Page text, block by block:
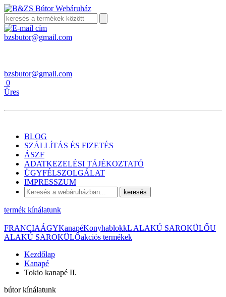
bzsbutor@gmail.com
bzsbutor@gmail.com
0
Üres
BLOG
SZÁLLÍTÁS ÉS FIZETÉS
ÁSZF
ADATKEZELÉSI TÁJÉKOZTATÓ
ÜGYFÉLSZOLGÁLAT
IMPRESSZUM
keresés
termék kínálatunk
FRANCIAÁGYKanapéKonyhablokkL ALAKÚ SAROKÜLŐU
ALAKÚ SAROKÜLŐakciós termékek
Kezdőlap
Kanapé
Tokio kanapé II.
bútor kínálatunk